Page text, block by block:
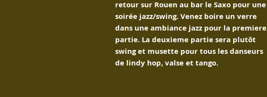
retour sur Rouen au bar le Saxo pour une
soirée jazz/swing. Venez boire un verre
dans une ambiance jazz pour la premiere
partie. La deuxieme partie sera plutôt
swing et musette pour tous les danseurs
de lindy hop, valse et tango.